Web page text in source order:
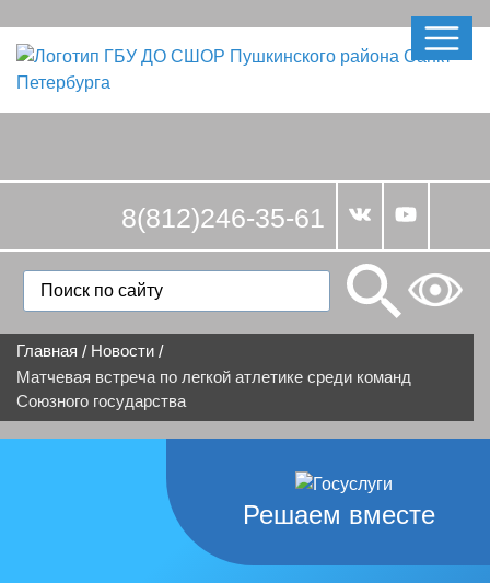
8(812)246-35-61
Главная / Новости /
Матчевая встреча по легкой атлетике среди команд
Союзного государства
Решаем вместе